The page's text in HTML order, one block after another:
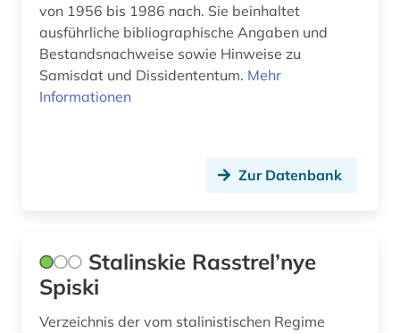
samisdat (1)
sammlung (1)
slawistik (1)
spionage (1)
von 1956 bis 1986 nach. Sie beinhaltet
ausführliche bibliographische Angaben und
Bestandsnachweise sowie Hinweise zu
Samisdat und Dissidententum. Mehr
Informationen
Zur Datenbank
Stalinskie Rasstrel’nye
Spiski
Verzeichnis der vom stalinistischen Regime